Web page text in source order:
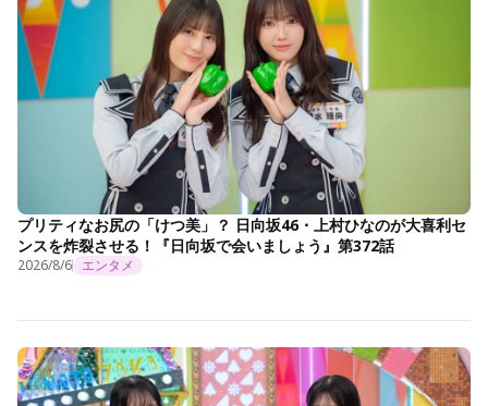
プリティなお尻の「けつ美」？ 日向坂46・上村ひなのが大喜利セ
ンスを炸裂させる！『日向坂で会いましょう』第372話
2026/8/6 エンタメ